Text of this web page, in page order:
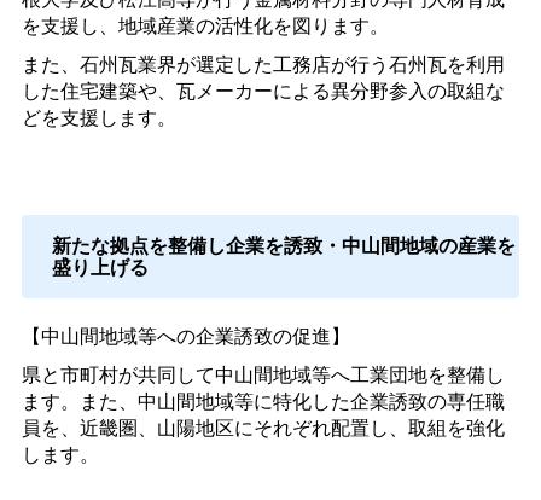
を支援し、地域産業の活性化を図ります。
また、石州瓦業界が選定した工務店が行う石州瓦を利用
した住宅建築や、瓦メーカーによる異分野参入の取組な
どを支援します。
新たな拠点を整備し企業を誘致・中山間地域の産業を
盛り上げる
【中山間地域等への企業誘致の促進】
県と市町村が共同して中山間地域等へ工業団地を整備し
ます。また、中山間地域等に特化した企業誘致の専任職
員を、近畿圏、山陽地区にそれぞれ配置し、取組を強化
します。